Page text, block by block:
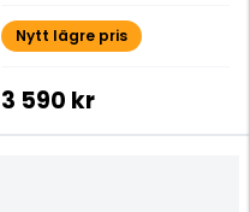
snabbare än tidigare.
Nytt lägre pris
3 590 kr